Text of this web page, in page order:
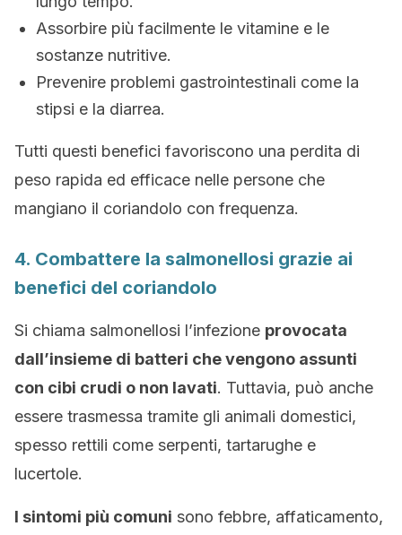
Assorbire più facilmente le vitamine e le
sostanze nutritive.
Prevenire problemi gastrointestinali come la
stipsi e la diarrea.
Tutti questi benefici favoriscono una perdita di
peso rapida ed efficace nelle persone che
mangiano il coriandolo con frequenza.
4. Combattere la salmonellosi grazie ai
benefici del coriandolo
Si chiama salmonellosi l’infezione provocata
dall’insieme di batteri che vengono assunti
con cibi crudi o non lavati. Tuttavia, può anche
essere trasmessa tramite gli animali domestici,
spesso rettili come serpenti, tartarughe e
lucertole.
I sintomi più comuni sono febbre, affaticamento,